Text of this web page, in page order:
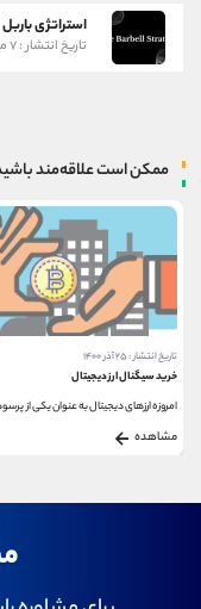
استراتژی باربل
تاریخ انتشار : ۷ مرداد ۱۴۰۵
ممکن است علاقه‌مند
تاریخ انتشار : ۲۵ آذر ۱۴۰۰
خرید سیگنال ارز دیجیتال
امروزه ارزهای دیجیتال به عنوان یکی از
مشاهده